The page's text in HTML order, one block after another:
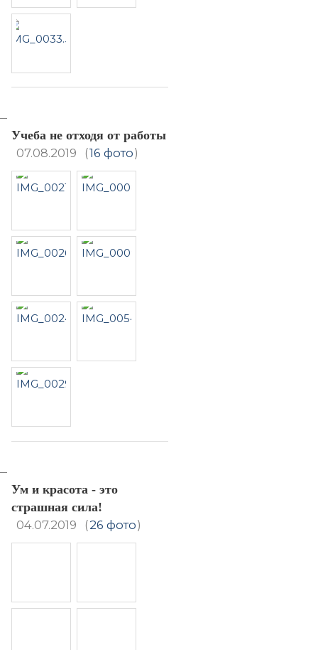
Учеба не отходя от работы
07.08.2019
(16 фото)
Ум и красота - это
страшная сила!
04.07.2019
(26 фото)